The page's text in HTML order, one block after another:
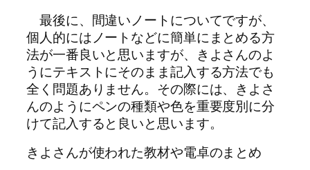
最後に、間違いノートについてですが、
個人的にはノートなどに簡単にまとめる方
法が一番良いと思いますが、きよさんのよ
うにテキストにそのまま記入する方法でも
全く問題ありません。その際には、きよさ
んのようにペンの種類や色を重要度別に分
けて記入すると良いと思います。
きよさんが使われた教材や電卓のまとめ